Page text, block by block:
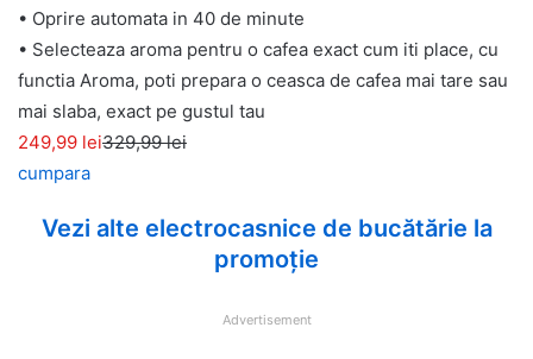
• Oprire automata in 40 de minute
• Selecteaza aroma pentru o cafea exact cum iti place, cu
functia Aroma, poti prepara o ceasca de cafea mai tare sau
mai slaba, exact pe gustul tau
249,99 lei329,99 lei
cumpara
Vezi alte electrocasnice de bucătărie la
promoție
Advertisement